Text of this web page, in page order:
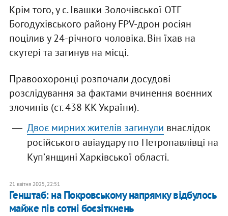
Крім того, у с. Івашки Золочівської ОТГ
Богодухівського району FPV-дрон росіян
поцілив у 24-річного чоловіка. Він їхав на
скутері та загинув на місці.
Правоохоронці розпочали досудові
розслідування за фактами вчинення воєнних
злочинів (ст. 438 КК України).
Двоє мирних жителів загинули внаслідок
російського авіаудару по Петропавлівці на
Купʼянщині Харківської області.
21 квітня 2025, 22:51
Генштаб: на Покровському напрямку відбулось
майже пів сотні боєзіткнень